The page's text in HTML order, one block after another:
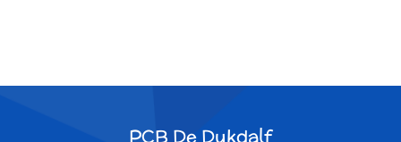
PCB De Dukdalf